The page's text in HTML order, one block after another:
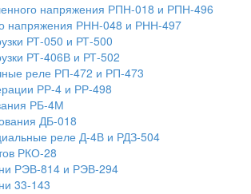
напряжения РПН-018 и РПН-496
напряжения РНН-048 и РНН-497
РТ-050 и РТ-500
РТ-406В и РТ-502
реле РП-472 и РП-473
РР-4 и РР-498
РБ-4М
ДБ-018
реле Д-4В и РДЗ-504
РКО-28
РЭВ-814 и РЭВ-294
33-143